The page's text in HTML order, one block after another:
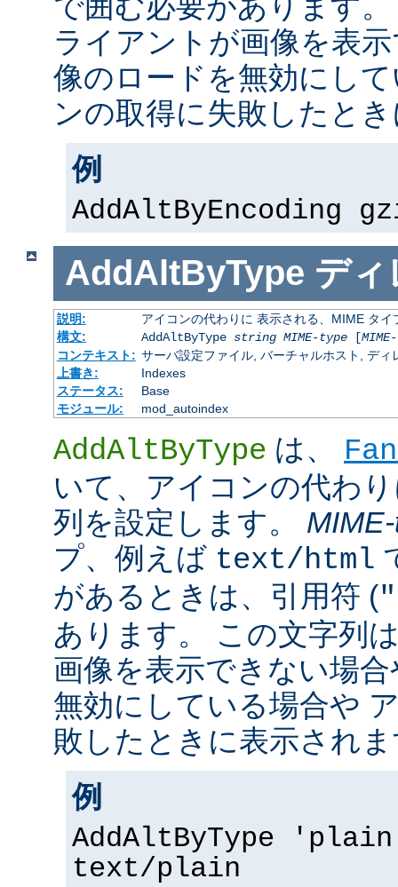
ライアントが画像を表
像のロードを無効にし
ンの取得に失敗したと
例
AddAltByEncoding
AddAltByType ディ
説明:
アイコンの代わりに 表示される、MIME タ
構文:
AddAltByType string MIME-type[
コンテキスト: サーバ設定ファイル, バーチャルホスト, ディ
上書き:
Indexes
ステータス:
Base
モジュール:
mod_autoindex
AddAltByType は、
いて、アイコンの代わ
列を設定します。
プ、例えば text/html
があるときは、引用符 ("
あります。 この文字列
画像を表示できない場
無効にしている場合や
敗したときに表示され
例
AddAltByType
text/plain